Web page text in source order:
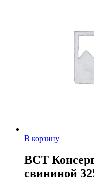
В корзину
ВСТ
свининой